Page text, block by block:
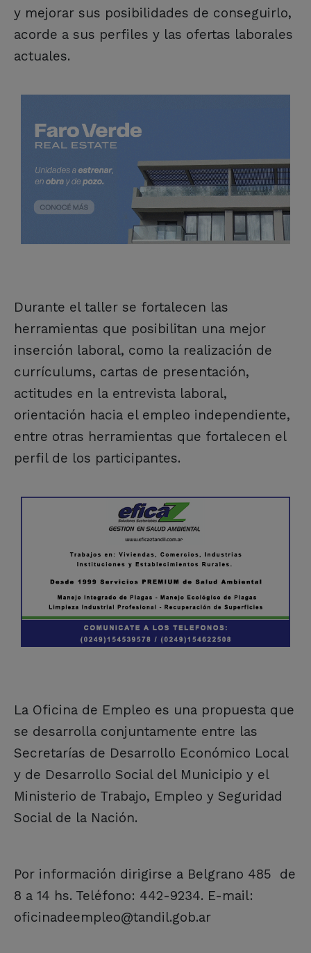
y mejorar sus posibilidades de conseguirlo,
acorde a sus perfiles y las ofertas laborales
actuales.
Durante el taller se fortalecen las
herramientas que posibilitan una mejor
inserción laboral, como la realización de
currículums, cartas de presentación,
actitudes en la entrevista laboral,
orientación hacia el empleo independiente,
entre otras herramientas que fortalecen el
perfil de los participantes.
La Oficina de Empleo es una propuesta que
se desarrolla conjuntamente entre las
Secretarías de Desarrollo Económico Local
y de Desarrollo Social del Municipio y el
Ministerio de Trabajo, Empleo y Seguridad
Social de la Nación.
Por información dirigirse a Belgrano 485 de
8 a 14 hs. Teléfono: 442-9234. E-mail:
oficinadeempleo@tandil.gob.ar